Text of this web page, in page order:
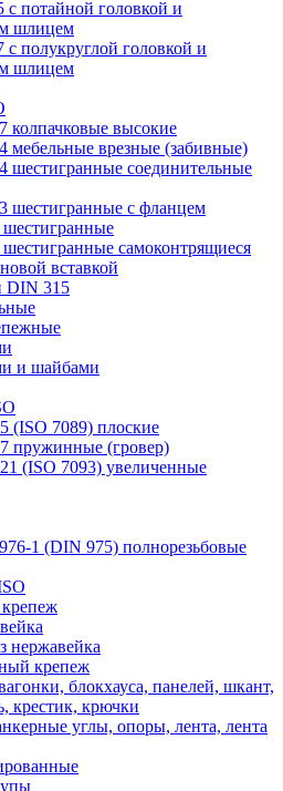
потайной головкой и
шлицем
полукруглой головкой и
шлицем
колпачковые высокие
мебельные врезные (забивные)
шестигранные соединительные
шестигранные с фланцем
самоконтрящиеся
вставкой
DIN 315
и шайбами
7089) плоские
пружинные (гровер)
(ISO 7093) увеличенные
1 (DIN 975) полнорезьбовые
нержавейка
крепеж
блокхауса, панелей, шкант,
крестик, крючки
углы, опоры, лента, лента